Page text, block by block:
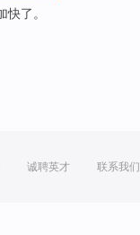
快了。
诚聘英才 联系我们